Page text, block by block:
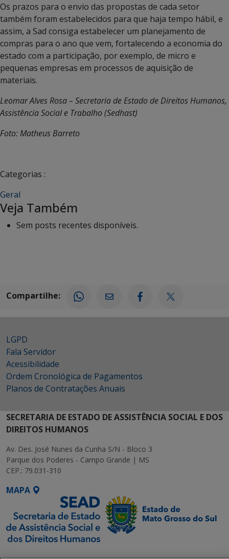
Os prazos para o envio das propostas de cada setor
também foram estabelecidos para que haja tempo hábil, e
assim, a Sad consiga estabelecer um planejamento de
compras para o ano que vem, fortalecendo a economia do
estado com a participação, por exemplo, de micro e
pequenas empresas em processos de aquisição de
materiais.
Leomar Alves Rosa – Secretaria de Estado de Direitos Humanos,
Assistência Social e Trabalho (Sedhast)
Foto: Matheus Barreto
Categorias :
Geral
Veja Também
Sem posts recentes disponíveis.
Compartilhe:
LGPD
Fala Servidor
Acessibilidade
Ordem Cronológica de Pagamentos
Planos de Contratações Anuais
SECRETARIA DE ESTADO DE ASSISTÊNCIA SOCIAL E DOS
DIREITOS HUMANOS
Av. Des. José Nunes da Cunha S/N - Bloco 3
Parque dos Poderes - Campo Grande | MS
CEP.: 79.031-310
MAPA